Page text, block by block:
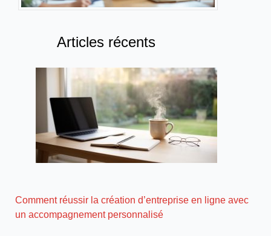
Articles récents
Comment réussir la création d’entreprise en ligne avec
un accompagnement personnalisé